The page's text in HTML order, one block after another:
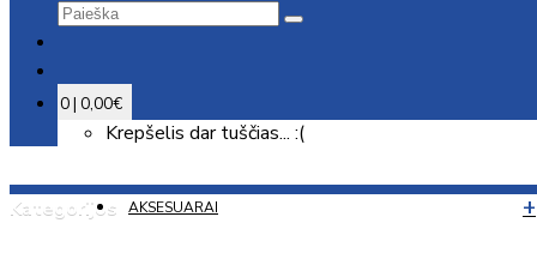
0 | 0,00€
Krepšelis dar tuščias... :(
Kategorijos AKSESUARAI